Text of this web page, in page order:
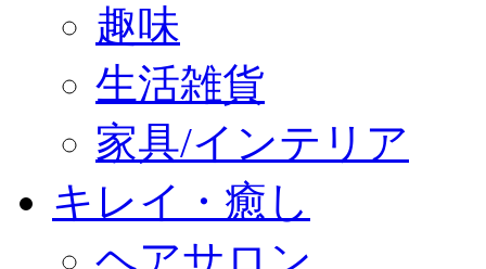
趣味
生活雑貨
家具/インテリア
キレイ・癒し
ヘアサロン